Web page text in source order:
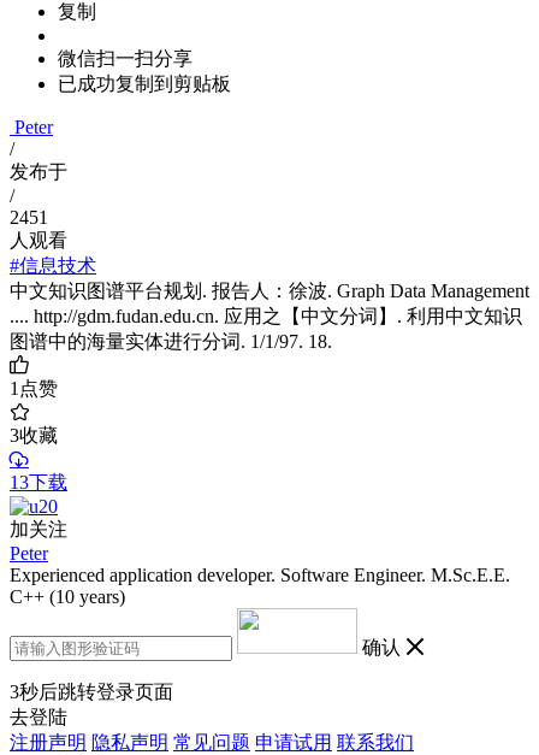
复制
微信扫一扫分享
已成功复制到剪贴板
Peter
/
发布于
/
2451
人观看
#信息技术
中文知识图谱平台规划. 报告人：徐波. Graph Data Management
.... http://gdm.fudan.edu.cn. 应用之【中文分词】. 利用中文知识
图谱中的海量实体进行分词. 1/1/97. 18.
1点赞
3收藏
13下载
加关注
Peter
Experienced application developer. Software Engineer. M.Sc.E.E.
C++ (10 years)
确认
3秒后跳转登录页面
去登陆
注册声明 隐私声明 常见问题 申请试用 联系我们